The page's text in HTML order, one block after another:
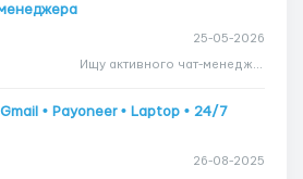
25-05-2026
• Payoneer • Laptop • 24/7
26-08-2025